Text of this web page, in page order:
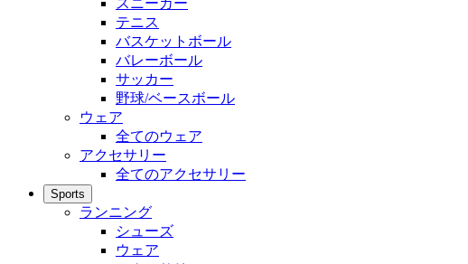
スニーカー
テニス
バスケットボール
バレーボール
サッカー
野球/ベースボール
ウェア
全てのウェア
アクセサリー
全てのアクセサリー
Sports
ランニング
シューズ
ウェア